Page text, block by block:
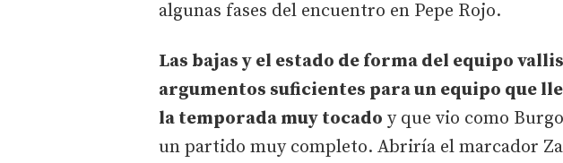
algunas fases del encuentro en Pepe Rojo.
Las bajas y el estado de forma del equipo
argumentos suficientes para un equipo que
la temporada muy tocado y que vio como
un partido muy completo. Abriría el marcador